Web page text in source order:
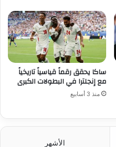
ساكا يحقق رقماً قياسياً تاريخياً
مع إنجلترا في البطولات الكبرى
منذ 3 أسابيع
الأشهر